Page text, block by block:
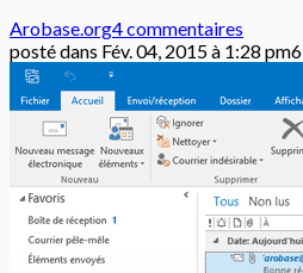
Arobase.org4 commentaires
posté dans Fév. 04, 2015 à 1:28 pm